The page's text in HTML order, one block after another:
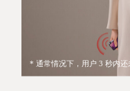
* 通常情况下，用户 3 秒内还